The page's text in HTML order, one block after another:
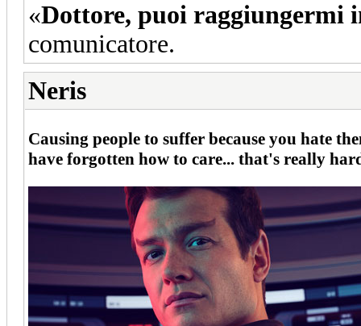
«Dottore, puoi raggiungermi
comunicatore.
Neris
Causing people to suffer because you hate
have forgotten how to care... that's really